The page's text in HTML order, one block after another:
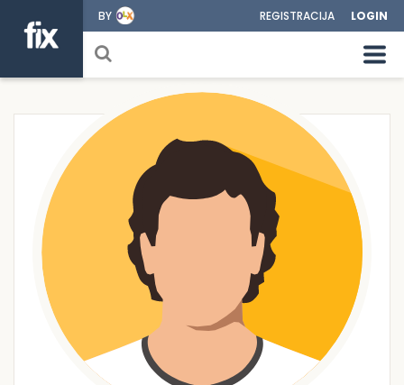
BY REGISTRACIJA LOGIN